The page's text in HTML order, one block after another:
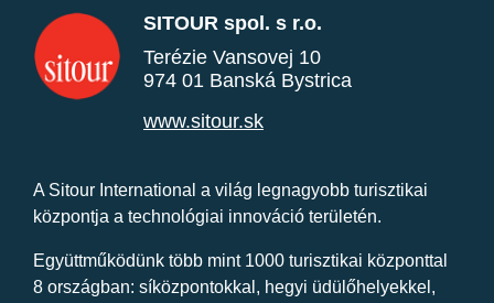
SITOUR spol. s r.o.
Terézie Vansovej 10
974 01 Banská Bystrica
www.sitour.sk
A Sitour International a világ legnagyobb turisztikai
központja a technológiai innováció területén.
Együttműködünk több mint 1000 turisztikai központtal
8 országban: síközpontokkal, hegyi üdülőhelyekkel,